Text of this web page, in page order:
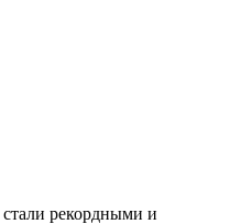
рекордными и